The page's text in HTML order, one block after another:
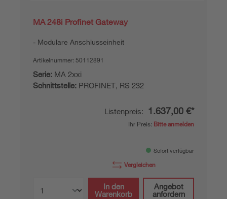
MA 248i Profinet Gateway
Modulare Anschlusseinheit
Artikelnummer: 50112891
Serie: MA 2xxi
Schnittstelle: PROFINET, RS 232
Listenpreis: 1.637,00 €*
Ihr Preis: Bitte anmelden
Sofort verfügbar
Vergleichen
In den
Warenkorb
Angebot
anfordern